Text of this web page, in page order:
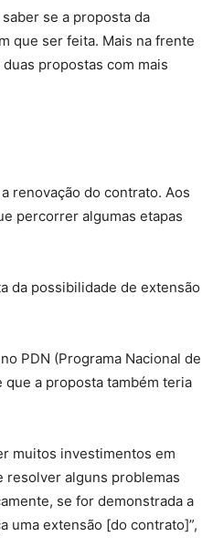
se a proposta da
que ser feita. Mais na frente
propostas com mais
renovação do contrato. Aos
percorrer algumas etapas
da possibilidade de extensão
PDN (Programa Nacional de
que a proposta também teria
muitos investimentos em
resolver alguns problemas
se for demonstrada a
uma extensão [do contrato]”,